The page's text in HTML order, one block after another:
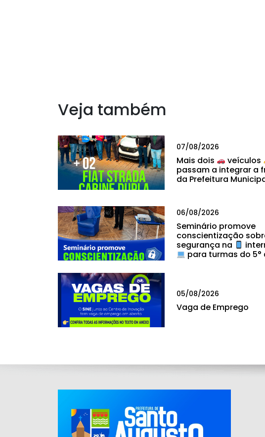
Veja também
07/08/2026
Mais dois
veículos
passam a integrar a
da Prefeitura
06/08/2026
Seminário promove
conscientização
segurança na
para turmas do 5°
05/08/2026
Vaga de Emprego